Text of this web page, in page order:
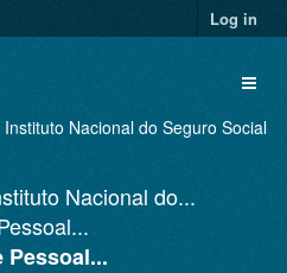
Log in
Nacional do...
Pessoal...